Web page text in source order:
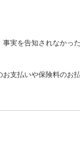
実を告知されなかっ
支払いや保険料のお